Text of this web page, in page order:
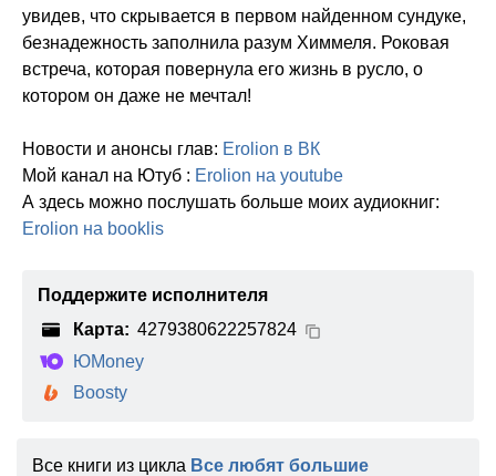
увидев, что скрывается в первом найденном сундуке,
безнадежность заполнила разум Химмеля. Роковая
встреча, которая повернула его жизнь в русло, о
котором он даже не мечтал!
Новости и анонсы глав: Erolion в ВК
Мой канал на Ютуб : Erolion на youtube
А здесь можно послушать больше моих аудиокниг:
Erolion на booklis
Поддержите исполнителя
Карта: 4279380622257824
ЮMoney
Boosty
Все книги из цикла Все любят большие